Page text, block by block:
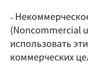
–
(Noncommercial
использовать
коммерческих